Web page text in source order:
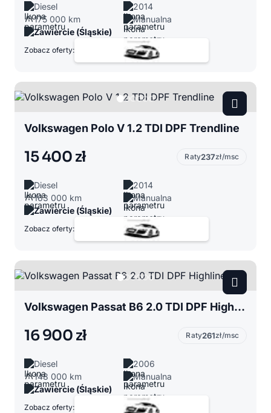
Diesel
2014
175 000 km
Manualna
Zawiercie (Śląskie)
Zobacz oferty:
Volkswagen Polo V 1.2 TDI DPF Trendline
15 400 zł Raty237zł/msc
Diesel
2014
163 000 km
Manualna
Zawiercie (Śląskie)
Zobacz oferty:
Volkswagen Passat B6 2.0 TDI DPF Highline
16 900 zł Raty261zł/msc
Diesel
2006
148 000 km
Manualna
Zawiercie (Śląskie)
Zobacz oferty: